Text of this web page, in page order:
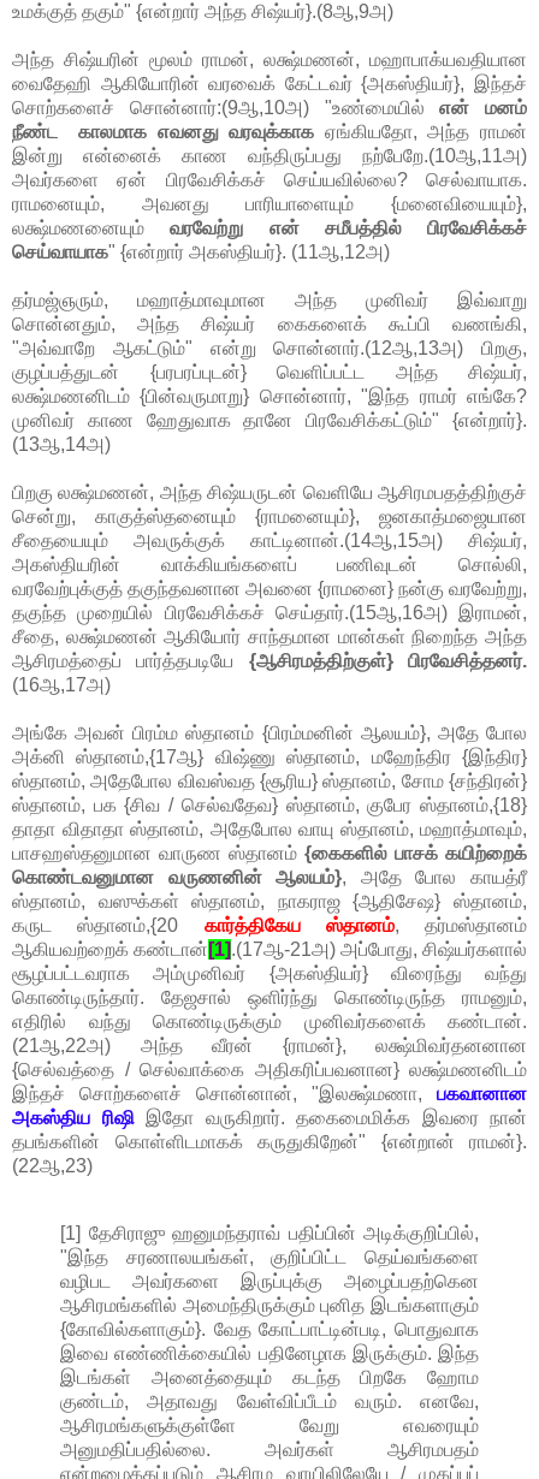
உமக்குத் தகும்" {என்றார் அந்த சிஷ்யர்}.(8ஆ,9அ)
அந்த சிஷ்யரின் மூலம் ராமன், லக்ஷ்மணன், மஹாபாக்யவதியான
வைதேஹி ஆகியோரின் வரவைக் கேட்டவர் {அகஸ்தியர்}, இந்தச்
சொற்களைச் சொன்னார்:(9ஆ,10அ) "உண்மையில்என் மனம்
நீண்ட காலமாக எவனது வரவுக்காக ஏங்கியதோ, அந்த ராமன்
இன்று என்னைக் காண வந்திருப்பது நற்பேறே.(10ஆ,11அ)
அவர்களை ஏன் பிரவேசிக்கச் செய்யவில்லை? செல்வாயாக.
ராமனையும், அவனது பாரியாளையும் {மனைவியையும்},
லக்ஷ்மணனையும்வரவேற்று என் சமீபத்தில் பிரவேசிக்கச்
செய்வாயாக" {என்றார் அகஸ்தியர்}. (11ஆ,12அ)
தர்மஜ்ஞரும், மஹாத்மாவுமான அந்த முனிவர் இவ்வாறு
சொன்னதும், அந்த சிஷ்யர் கைகளைக் கூப்பி வணங்கி,
"அவ்வாறே ஆகட்டும்" என்று சொன்னார்.(12ஆ,13அ) பிறகு,
குழப்பத்துடன் {பரபரப்புடன்} வெளிப்பட்ட அந்த சிஷ்யர்,
லக்ஷ்மணனிடம் {பின்வருமாறு} சொன்னார், "இந்த ராமர் எங்கே?
முனிவர் காண ஹேதுவாக தானே பிரவேசிக்கட்டும்" {என்றார்}.
(13ஆ,14அ)
பிறகு லக்ஷ்மணன், அந்த சிஷ்யருடன் வெளியே ஆசிரமபதத்திற்குச்
சென்று, காகுத்ஸ்தனையும் {ராமனையும்}, ஜனகாத்மஜையான
சீதையையும் அவருக்குக் காட்டினான்.(14ஆ,15அ) சிஷ்யர்,
அகஸ்தியரின் வாக்கியங்களைப் பணிவுடன் சொல்லி,
வரவேற்புக்குத் தகுந்தவனான அவனை {ராமனை} நன்கு வரவேற்று,
தகுந்த முறையில் பிரவேசிக்கச் செய்தார்.(15ஆ,16அ) இராமன்,
சீதை, லக்ஷ்மணன் ஆகியோர் சாந்தமான மான்கள் நிறைந்த அந்த
ஆசிரமத்தைப் பார்த்தபடியே {ஆசிரமத்திற்குள்} பிரவேசித்தனர்.
(16ஆ,17அ)
அங்கே அவன் பிரம்ம ஸ்தானம் {பிரம்மனின் ஆலயம்}, அதே போல
அக்னி ஸ்தானம்,{17ஆ} விஷ்ணு ஸ்தானம், மஹேந்திர {இந்திர}
ஸ்தானம், அதேபோல விவஸ்வத {சூரிய} ஸ்தானம், சோம {சந்திரன்}
ஸ்தானம், பக {சிவ / செல்வதேவ} ஸ்தானம், குபேர ஸ்தானம்,{18}
தாதா விதாதா ஸ்தானம், அதேபோல வாயு ஸ்தானம், மஹாத்மாவும்,
பாசஹஸ்தனுமான வாருண ஸ்தானம் {கைகளில் பாசக் கயிற்றைக்
கொண்டவனுமான வருணனின் ஆலயம்}, அதே போல காயத்ரீ
ஸ்தானம், வஸுக்கள் ஸ்தானம், நாகராஜ {ஆதிசேஷ} ஸ்தானம்,
கருட ஸ்தானம்,{20 கார்த்திகேய ஸ்தானம், தர்மஸ்தானம்
ஆகியவற்றைக் கண்டான் [1].(17ஆ-21அ) அப்போது, சிஷ்யர்களால்
சூழப்பட்டவராக அம்முனிவர் {அகஸ்தியர்} விரைந்து வந்து
கொண்டிருந்தார். தேஜசால் ஒளிர்ந்து கொண்டிருந்த ராமனும்,
எதிரில் வந்து கொண்டிருக்கும் முனிவர்களைக் கண்டான்.
(21ஆ,22அ) அந்த வீரன் {ராமன்}, லக்ஷ்மிவர்தனனான
{செல்வத்தை / செல்வாக்கை அதிகரிப்பவனான} லக்ஷ்மணனிடம்
இந்தச் சொற்களைச் சொன்னான், "இலக்ஷ்மணா, பகவானான
அகஸ்திய ரிஷிஇதோ வருகிறார். தகைமைமிக்க இவரை நான்
தபங்களின் கொள்ளிடமாகக் கருதுகிறேன்" {என்றான் ராமன்}.
(22ஆ,23)
[1] தேசிராஜு ஹனுமந்தராவ் பதிப்பின் அடிக்குறிப்பில்,
"இந்த சரணாலயங்கள், குறிப்பிட்ட தெய்வங்களை
வழிபட அவர்களை இருப்புக்கு அழைப்பதற்கென
ஆசிரமங்களில் அமைந்திருக்கும் புனித இடங்களாகும்
{கோவில்களாகும்}. வேத கோட்பாட்டின்படி, பொதுவாக
இவை எண்ணிக்கையில் பதினேழாக இருக்கும். இந்த
இடங்கள் அனைத்தையும் கடந்த பிறகே ஹோம
குண்டம், அதாவது வேள்விப்பீடம் வரும். எனவே,
ஆசிரமங்களுக்குள்ளே வேறு எவரையும்
அனுமதிப்பதில்லை. அவர்கள் ஆசிரமபதம்
என்றழைக்கப்படும் ஆசிரம வாயிலிலேயே / முகப்புப்